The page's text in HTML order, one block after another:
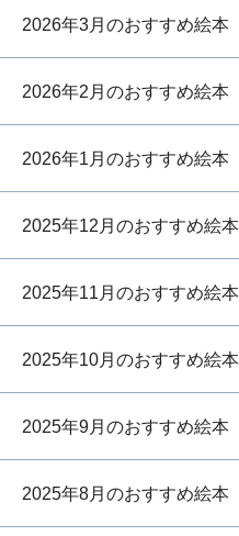
2026年3月のおすすめ絵本
2026年2月のおすすめ絵本
2026年1月のおすすめ絵本
2025年12月のおすすめ絵本
2025年11月のおすすめ絵本
2025年10月のおすすめ絵本
2025年9月のおすすめ絵本
2025年8月のおすすめ絵本